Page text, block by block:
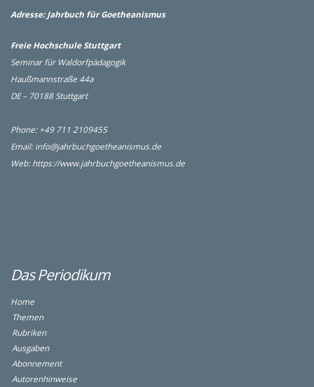
Adresse: Jahrbuch für Goetheanismus
Freie Hochschule Stuttgart
Seminar für Waldorfpädagogik
Haußmannstraße 44a
DE – 70188 Stuttgart
Phone: +49 711 2109455
Email:info@jahrbuchgoetheanismus.de
Web:https://www.jahrbuchgoetheanismus.de
Das Periodikum
Home
Themen
Rubriken
Ausgaben
Abonnement
Autorenhinweise